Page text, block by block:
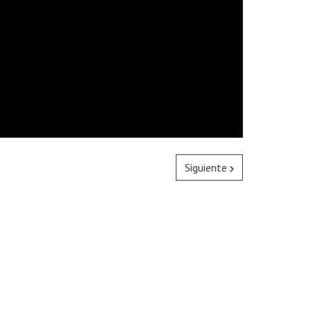
Siguiente